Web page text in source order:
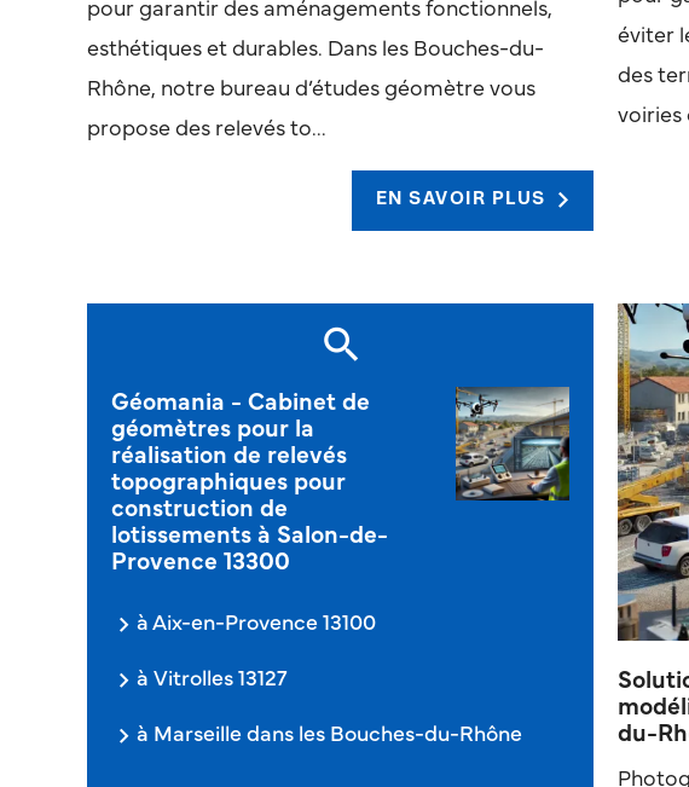
pour garantir des aménagements fonctionnels,
esthétiques et durables. Dans les Bouches-du-
Rhône, notre bureau d’études géomètre vous
propose des relevés to...
EN SAVOIR PLUS
éviter
des
voiries
Géomania - Cabinet de
géomètres pour la
réalisation de relevés
topographiques pour
construction de
lotissements à Salon-de-
Provence 13300
à Aix-en-Provence 13100
à Vitrolles 13127
à Marseille dans les Bouches-du-Rhône
du-